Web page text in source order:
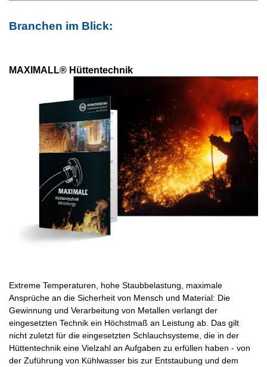
Branchen im Blick:
MAXIMALL® Hüttentechnik
Extreme Temperaturen, hohe Staubbelastung, maximale
Ansprüche an die Sicherheit von Mensch und Material: Die
Gewinnung und Verarbeitung von Metallen verlangt der
eingesetzten Technik ein Höchstmaß an Leistung ab. Das gilt
nicht zuletzt für die eingesetzten Schlauchsysteme, die in der
Hüttentechnik eine Vielzahl an Aufgaben zu erfüllen haben - von
der Zuführung von Kühlwasser bis zur Entstaubung und dem